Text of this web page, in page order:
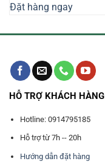
8.060.000₫.
Đặt hàng ngay
HỖ TRỢ KHÁCH HÀNG
Hotline: 0914795185
Hỗ trợ từ 7h -- 20h
Hướng dẫn đặt hàng